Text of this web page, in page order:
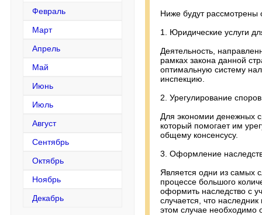
Февраль
Март
Апрель
Май
Июнь
Июль
Август
Сентябрь
Октябрь
Ноябрь
Декабрь
Ниже будут рассмотрены
1. Юридические услуги
Деятельность,
рамках закона данной
оптимальную систему
инспекцию.
2. Урегулирование
Для экономии денежных
который помогает им
общему консенсусу.
3. Оформление
Является одни из самых
процессе большого
оформить наследство с
случается, что
этом случае необходимо